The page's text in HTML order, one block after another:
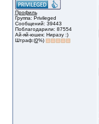
Профиль
Группа: Privileged
Сообщений: 39443
Поблагодарили: 87554
Ай-яй-юшек: Ниразу :)
Штраф:(0%)